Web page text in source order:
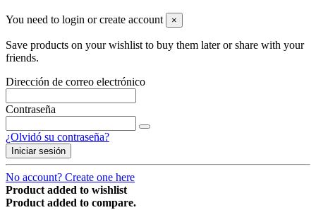
You need to login or create account ×
Save products on your wishlist to buy them later or share with your
friends.
Dirección de correo electrónico
Contraseña
¿Olvidó su contraseña?
Iniciar sesión
No account? Create one here
Product added to wishlist
Product added to compare.